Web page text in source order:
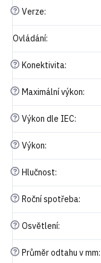
? Verze:
Ovládání:
? Konektivita:
? Maximální výkon:
? Výkon dle IEC:
? Výkon:
? Hlučnost:
? Roční spotřeba:
? Osvětlení:
? Průměr odtahu v mm: